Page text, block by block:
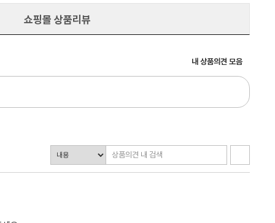
쇼핑몰 상품리뷰
내 상품의견 모음